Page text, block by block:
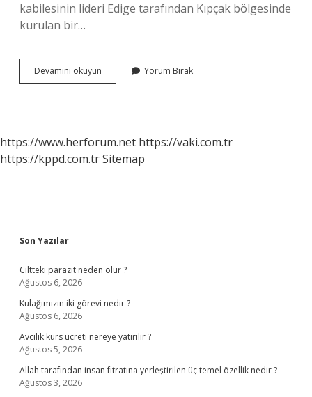
kabilesinin lideri Edige tarafından Kıpçak bölgesinde
kurulan bir…
Devamını okuyun
Turkleri
Yorum Bırak
https://www.herforum.net https://vaki.com.tr
https://kppd.com.trSitemap
Sidebar
Son Yazılar
Ciltteki parazit neden olur ?
Ağustos 6, 2026
Kulağımızın iki görevi nedir ?
Ağustos 6, 2026
Avcılık kurs ücreti nereye yatırılır ?
Ağustos 5, 2026
Allah tarafından insan fıtratına yerleştirilen üç temel özellik nedir ?
Ağustos 3, 2026